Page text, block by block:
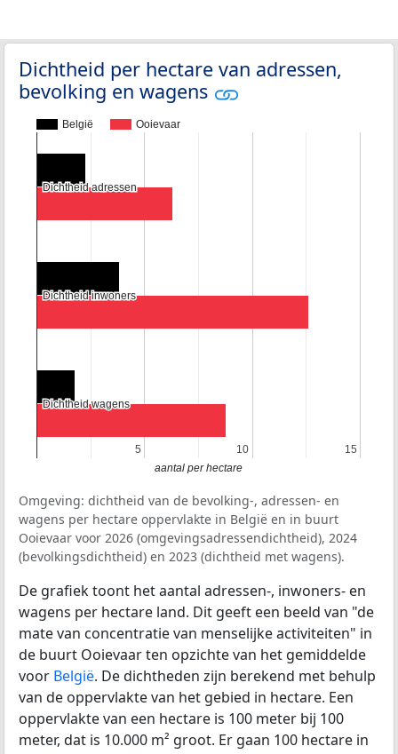
Dichtheid per hectare van adressen,
bevolking en wagens
België Ooievaar
5
5 10
10 15
15
Dichtheid adressen
Dichtheid adressen
Dichtheid inwoners
Dichtheid inwoners
Dichtheid wagens
Dichtheid wagens
aantal per hectare
Omgeving: dichtheid van de bevolking-, adressen- en
wagens per hectare oppervlakte in België en in buurt
Ooievaar voor 2026 (omgevingsadressendichtheid), 2024
(bevolkingsdichtheid) en 2023 (dichtheid met wagens).
De grafiek toont het aantal adressen-, inwoners- en
wagens per hectare land. Dit geeft een beeld van "de
mate van concentratie van menselijke activiteiten" in
de buurt Ooievaar ten opzichte van het gemiddelde
voor België. De dichtheden zijn berekend met behulp
van de oppervlakte van het gebied in hectare. Een
oppervlakte van een hectare is 100 meter bij 100
meter, dat is 10.000 m² groot. Er gaan 100 hectare in